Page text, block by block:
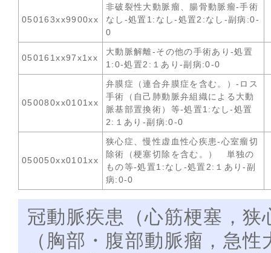
050163xx9900xx
非破裂性大動脈瘤、腸骨動脈瘤-手術
なし-処置1:なし-処置2:なし-副病:0-
0
050161xx97x1xx
大動脈解離-その他の手術あり-処置
1:0-処置2:１あり-副病:0-0
050080xx0101xx
弁膜症（連合弁膜症を含む。）-ロス
手術（自己肺動脈弁組織による大動
脈基部置換術）等-処置1:なし-処置
2:１あり-副病:0-0
050050xx0101xx
狭心症、慢性虚血性心疾患-心室瘤切
除術（梗塞切除を含む。） 単独の
もの等-処置1:なし-処置2:１あり-副
病:0-0
冠動脈疾患（心筋梗塞，
（胸部・腹部動脈瘤，急